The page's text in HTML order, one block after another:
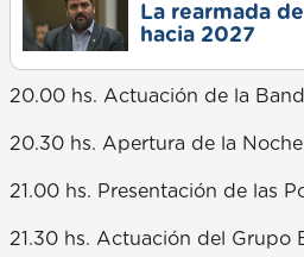
La rearmada
hacia 2027
20.00 hs. Actuación de la
20.30 hs. Apertura de la
21.00 hs. Presentación de las
21.30 hs. Actuación del Grupo